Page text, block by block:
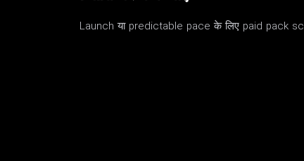
Launch या predictable pace के लिए paid pack